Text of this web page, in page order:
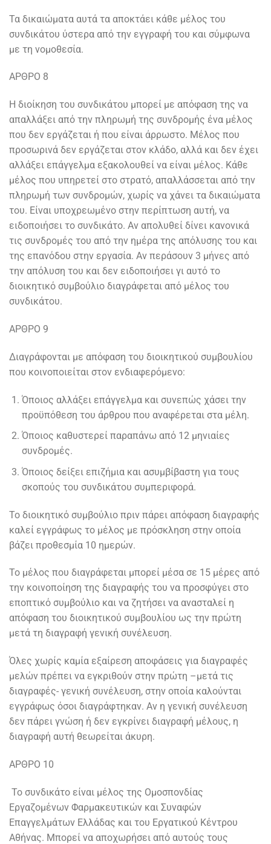
Τα δικαιώματα αυτά τα αποκτάει κάθε μέλος του
συνδικάτου ύστερα από την εγγραφή του και σύμφωνα
με τη νομοθεσία.
ΑΡΘΡΟ 8
Η διοίκηση του συνδικάτου μπορεί με απόφαση της να
απαλλάξει από την πληρωμή της συνδρομής ένα μέλος
που δεν εργάζεται ή που είναι άρρωστο. Μέλος που
προσωρινά δεν εργάζεται στον κλάδο, αλλά και δεν έχει
αλλάξει επάγγελμα εξακολουθεί να είναι μέλος. Κάθε
μέλος που υπηρετεί στο στρατό, απαλλάσσεται από την
πληρωμή των συνδρομών, χωρίς να χάνει τα δικαιώματα
του. Είναι υποχρεωμένο στην περίπτωση αυτή, να
ειδοποιήσει το συνδικάτο. Αν απολυθεί δίνει κανονικά
τις συνδρομές του από την ημέρα της απόλυσης του και
της επανόδου στην εργασία. Αν περάσουν 3 μήνες από
την απόλυση του και δεν ειδοποιήσει γι αυτό το
διοικητικό συμβούλιο διαγράφεται από μέλος του
συνδικάτου.
ΑΡΘΡΟ 9
Διαγράφονται με απόφαση του διοικητικού συμβουλίου
που κοινοποιείται στον ενδιαφερόμενο:
Όποιος αλλάξει επάγγελμα και συνεπώς χάσει την
προϋπόθεση του άρθρου που αναφέρεται στα μέλη.
Όποιος καθυστερεί παραπάνω από 12 μηνιαίες
συνδρομές.
Όποιος δείξει επιζήμια και ασυμβίβαστη για τους
σκοπούς του συνδικάτου συμπεριφορά.
Το διοικητικό συμβούλιο πριν πάρει απόφαση διαγραφής
καλεί εγγράφως το μέλος με πρόσκληση στην οποία
βάζει προθεσμία 10 ημερών.
Το μέλος που διαγράφεται μπορεί μέσα σε 15 μέρες από
την κοινοποίηση της διαγραφής του να προσφύγει στο
εποπτικό συμβούλιο και να ζητήσει να ανασταλεί η
απόφαση του διοικητικού συμβουλίου ως την πρώτη
μετά τη διαγραφή γενική συνέλευση.
Όλες χωρίς καμία εξαίρεση αποφάσεις για διαγραφές
μελών πρέπει να εγκριθούν στην πρώτη –μετά τις
διαγραφές- γενική συνέλευση, στην οποία καλούνται
εγγράφως όσοι διαγράφτηκαν. Αν η γενική συνέλευση
δεν πάρει γνώση ή δεν εγκρίνει διαγραφή μέλους, η
διαγραφή αυτή θεωρείται άκυρη.
ΑΡΘΡΟ 10
Το συνδικάτο είναι μέλος της Ομοσπονδίας
Εργαζομένων Φαρμακευτικών και Συναφών
Επαγγελμάτων Ελλάδας και του Εργατικού Κέντρου
Αθήνας. Μπορεί να αποχωρήσει από αυτούς τους